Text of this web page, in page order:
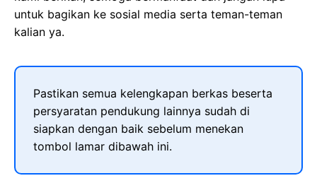
untuk bagikan ke sosial media serta teman-teman
kalian ya.
Pastikan semua kelengkapan berkas beserta
persyaratan pendukung lainnya sudah di
siapkan dengan baik sebelum menekan
tombol lamar dibawah ini.